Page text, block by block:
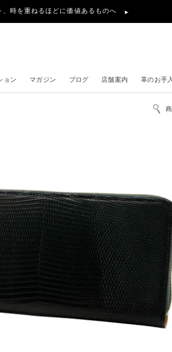
、時を重ねるほどに価値あるものへ
ョン マガジン ブログ 店舗案内 革のお手